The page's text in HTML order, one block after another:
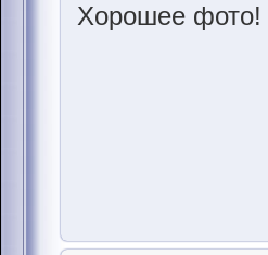
Хорошее фото!